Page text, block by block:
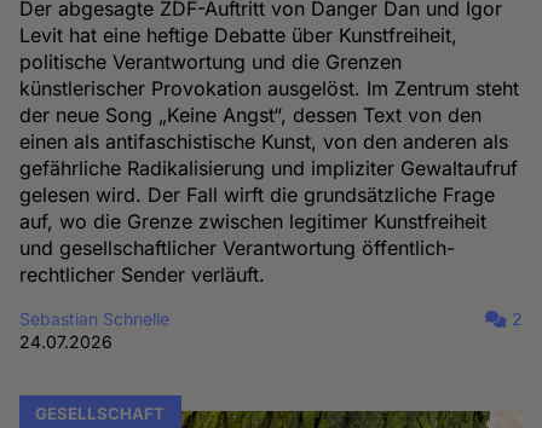
Der abgesagte ZDF-Auftritt von Danger Dan und Igor
Levit hat eine heftige Debatte über Kunstfreiheit,
politische Verantwortung und die Grenzen
künstlerischer Provokation ausgelöst. Im Zentrum steht
der neue Song „Keine Angst“, dessen Text von den
einen als antifaschistische Kunst, von den anderen als
gefährliche Radikalisierung und impliziter Gewaltaufruf
gelesen wird. Der Fall wirft die grundsätzliche Frage
auf, wo die Grenze zwischen legitimer Kunstfreiheit
und gesellschaftlicher Verantwortung öffentlich-
rechtlicher Sender verläuft.
Sebastian Schnelle
24.07.2026
2
GESELLSCHAFT